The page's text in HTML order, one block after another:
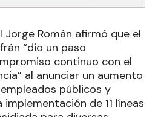
Román afirmó que el
“dio un paso
continuo con el
al anunciar un aumento
públicos y
de 11 líneas